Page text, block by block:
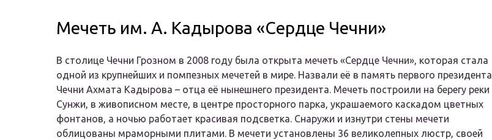
Мечеть им. А. Кадырова «Сердце Чечни»
В столице Чечни Грозном в 2008 году была открыта мечеть «Сердце Чечни», которая стала
одной из крупнейших и помпезных мечетей в мире. Назвали её в память первого президента
Чечни Ахмата Кадырова – отца её нынешнего президента. Мечеть построили на берегу реки
Сунжи, в живописном месте, в центре просторного парка, украшаемого каскадом цветных
фонтанов, а ночью работает красивая подсветка. Снаружи и изнутри стены мечети
облицованы мраморными плитами. В мечети установлены 36 великолепных люстр, своей